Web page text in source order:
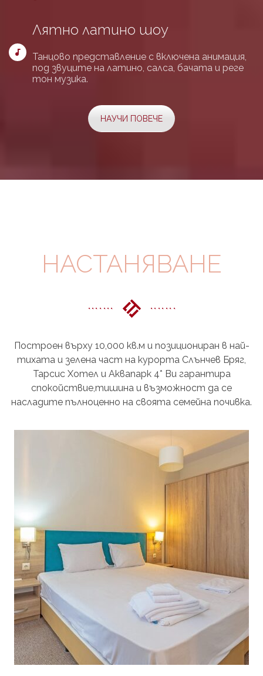
Лятно латино шоу
Танцово представление с включена анимация,
под звуците на латино, салса, бачата и реге
тон музика.
НАУЧИ ПОВЕЧЕ
НАСТАНЯВАНЕ
Построен върху 10,000 кв.м и позициониран в най-
тихата и зелена част на курорта Слънчев Бряг,
Тарсис Хотел и Аквапарк 4* Ви гарантира
спокойствие,тишина и възможност да се
насладите пълноценно на своята семейна почивка.